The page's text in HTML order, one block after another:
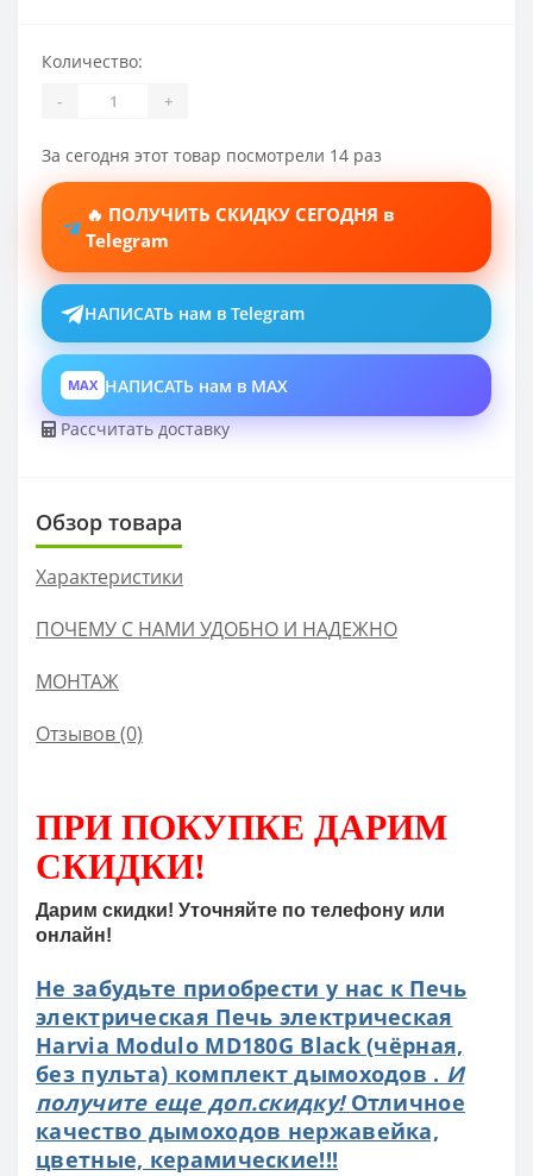
Количество:
- +
За сегодня этот товар посмотрели 14 раз
🔥 ПОЛУЧИТЬ СКИДКУ СЕГОДНЯ в
Telegram
НАПИСАТЬ нам в Telegram
MAX НАПИСАТЬ нам в MAX
Рассчитать доставку
Обзор товара
Характеристики
ПОЧЕМУ С НАМИ УДОБНО И НАДЕЖНО
МОНТАЖ
Отзывов (0)
ПРИ ПОКУПКЕ ДАРИМ
СКИДКИ!
Дарим скидки! Уточняйте по телефону или
онлайн!
Не забудьте приобрести у нас к Печь
электрическая Печь электрическая
Harvia Modulo MD180G Black (чёрная,
без пульта) комплект дымоходов . И
получите еще доп.скидку!Отличное
качество дымоходов нержавейка,
цветные, керамические!!!